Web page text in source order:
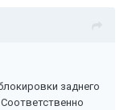
заднего